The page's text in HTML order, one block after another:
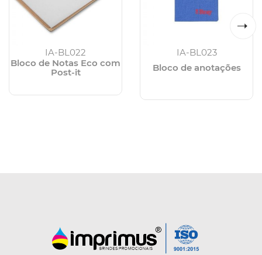
IA-BL022
Bloco de Notas Eco com
Post-it
IA-BL023
Bloco de anotações